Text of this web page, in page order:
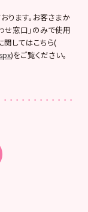
ります。お客さまか
せ窓口」のみで使用
関してはこちら(
)をご覧ください。